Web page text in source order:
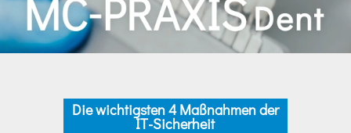
Die wichtigsten 4 Maßnahmen der
IT-Sicherheit